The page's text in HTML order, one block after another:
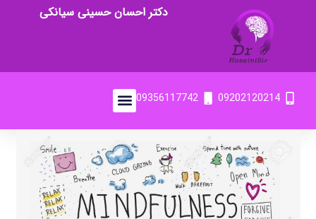
دکتر احسان حسینی سیانکی
09202120214
09356117742